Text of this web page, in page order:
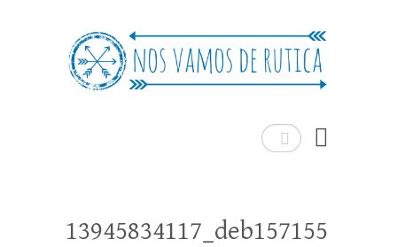
Buscar
Nos Vamos de Rutica
13945834117_deb157155